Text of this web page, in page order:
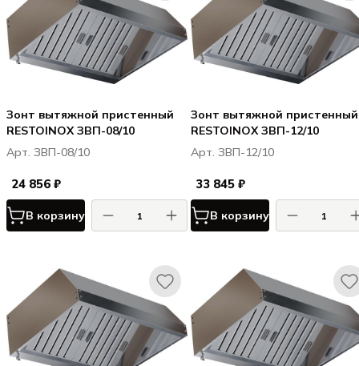
Зонт вытяжной пристенный
RESTOINOX ЗВП-08/10
Арт. ЗВП-08/10
24 856 ₽
В корзину
Зонт вытяжной пристенный
RESTOINOX ЗВП-12/10
Арт. ЗВП-12/10
33 845 ₽
В корзину